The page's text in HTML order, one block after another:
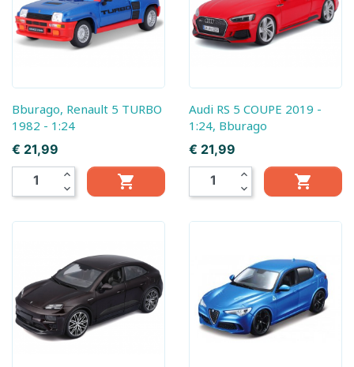
Bburago, Renault 5 TURBO
1982 - 1:24
Prijs
€ 21,99
expand_less
expand_more

Audi RS 5 COUPE 2019 -
1:24, Bburago
Prijs
€ 21,99
expand_less
expand_more
